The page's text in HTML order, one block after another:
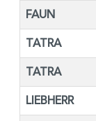
FAUN
TATRA
TATRA
LIEBHERR